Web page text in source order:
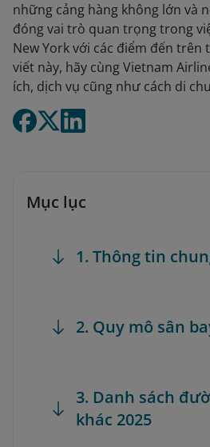
những cảng hàng không lớn và
đóng vai trò quan trọng trong
New York với các điểm đến trên
viết này, hãy cùng Vietnam
ích, dịch vụ cũng như cách di
Mục lục
1. Thông tin
2. Quy mô sân
3. Danh sách
khác 2025